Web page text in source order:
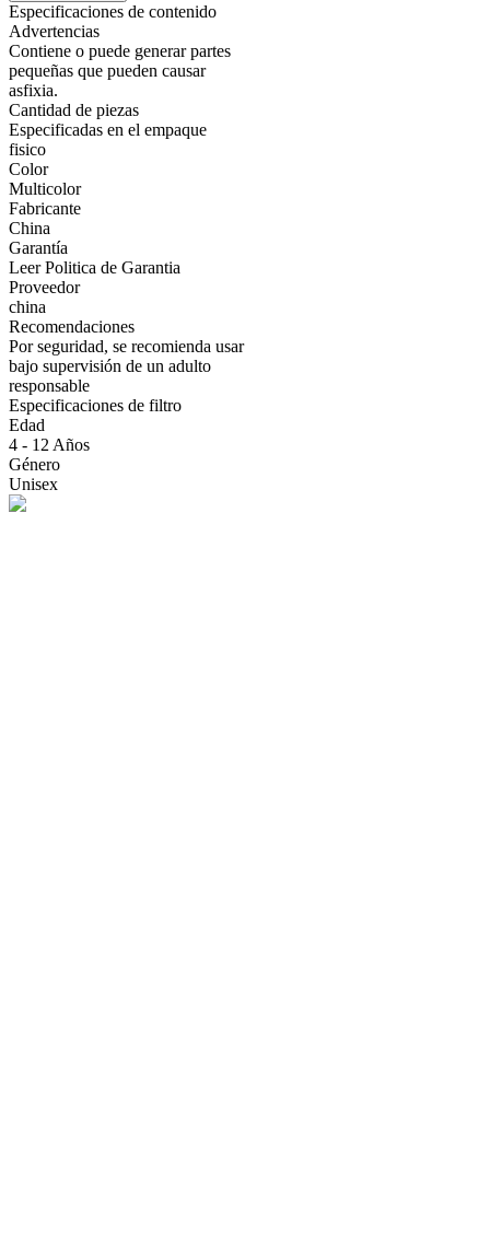
Especificaciones de contenido
Advertencias
Contiene o puede generar partes
pequeñas que pueden causar
asfixia.
Cantidad de piezas
Especificadas en el empaque
fisico
Color
Multicolor
Fabricante
China
Garantía
Leer Politica de Garantia
Proveedor
china
Recomendaciones
Por seguridad, se recomienda usar
bajo supervisión de un adulto
responsable
Especificaciones de filtro
Edad
4 - 12 Años
Género
Unisex